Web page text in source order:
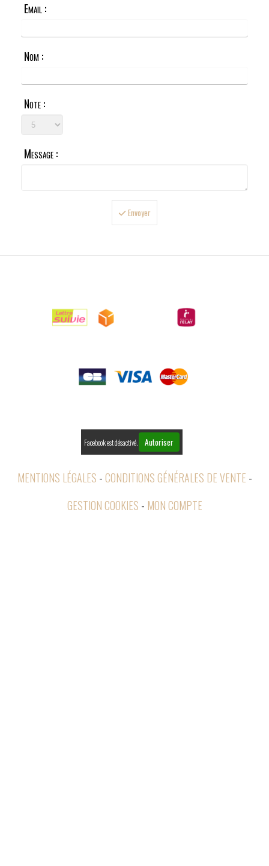
Email :
Nom :
Note :
Message :
Envoyer
Facebook est désactivé. Autoriser
MENTIONS LÉGALES CONDITIONS GÉNÉRALES DE VENTE
GESTION COOKIES
MON COMPTE